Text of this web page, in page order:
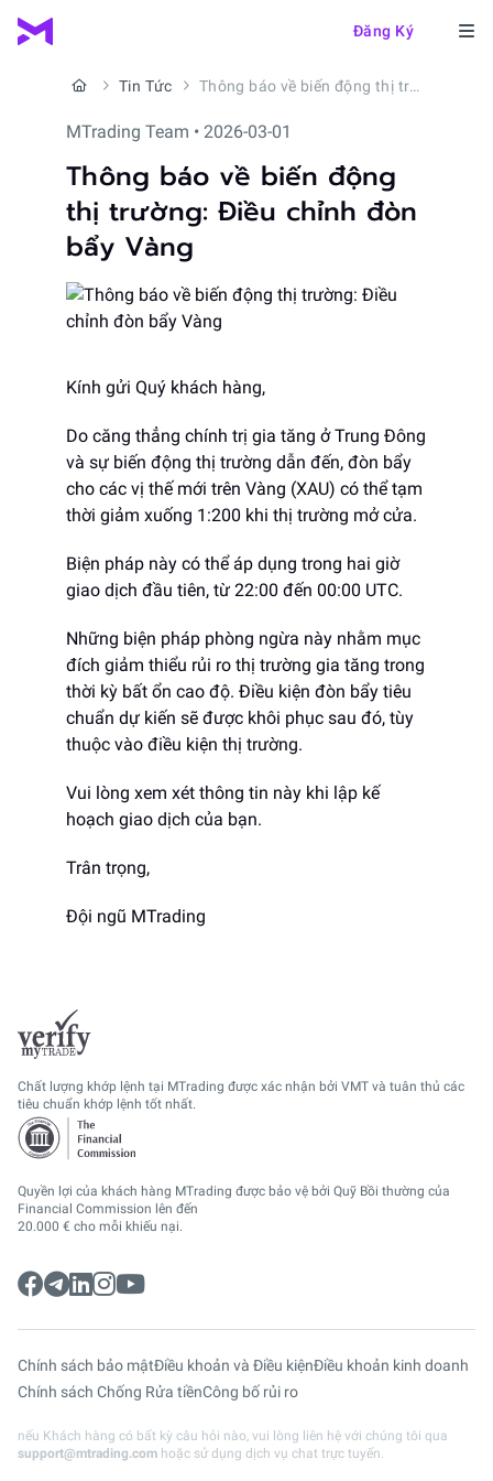
Đăng Ký
Tin Tức Thông báo về biến động thị trường: Điều chỉnh đòn bẩy Vàng
MTrading Team • 2026-03-01
Thông báo về biến động
thị trường: Điều chỉnh đòn
bẩy Vàng
Kính gửi Quý khách hàng,
Do căng thẳng chính trị gia tăng ở Trung Đông
và sự biến động thị trường dẫn đến, đòn bẩy
cho các vị thế mới trên Vàng (XAU) có thể tạm
thời giảm xuống 1:200 khi thị trường mở cửa.
Biện pháp này có thể áp dụng trong hai giờ
giao dịch đầu tiên, từ 22:00 đến 00:00 UTC.
Những biện pháp phòng ngừa này nhằm mục
đích giảm thiểu rủi ro thị trường gia tăng trong
thời kỳ bất ổn cao độ. Điều kiện đòn bẩy tiêu
chuẩn dự kiến ​​sẽ được khôi phục sau đó, tùy
thuộc vào điều kiện thị trường.
Vui lòng xem xét thông tin này khi lập kế
hoạch giao dịch của bạn.
Trân trọng,
Đội ngũ MTrading
Chất lượng khớp lệnh tại MTrading được xác nhận bởi VMT và tuân thủ các
tiêu chuẩn khớp lệnh tốt nhất.
Quyền lợi của khách hàng MTrading được bảo vệ bởi Quỹ Bồi thường của
Financial Commission lên đến
20.000 € cho mỗi khiếu nại.
Chính sách bảo mậtĐiều khoản và Điều kiệnĐiều khoản kinh doanh
Chính sách Chống Rửa tiềnCông bố rủi ro
nếu Khách hàng có bất kỳ câu hỏi nào, vui lòng liên hệ với chúng tôi qua
support@mtrading.com hoặc sử dụng dịch vụ chat trực tuyến.